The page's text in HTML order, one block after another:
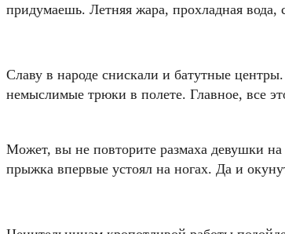
придумаешь. Летняя жара, прохладная вода,
Славу в народе снискали и батутные
немыслимые трюки в полете. Главное, все
Может, вы не повторите размаха девушки на
прыжка впервые устоял на ногах. Да и